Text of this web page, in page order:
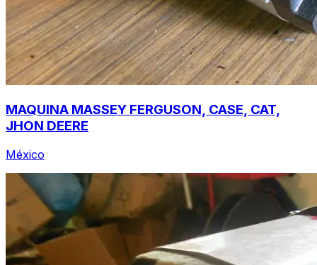
MAQUINA MASSEY FERGUSON, CASE, CAT,
JHON DEERE
México